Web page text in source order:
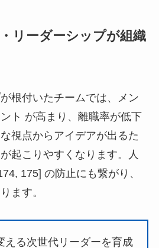
リーダーシップが組織
根付いたチームでは、メン
ト が高まり、離職率が低下
視点からアイデアが出るた
起こりやすくなります。人
175] の防止にも繋がり、
ます。
える次世代リーダーを育成